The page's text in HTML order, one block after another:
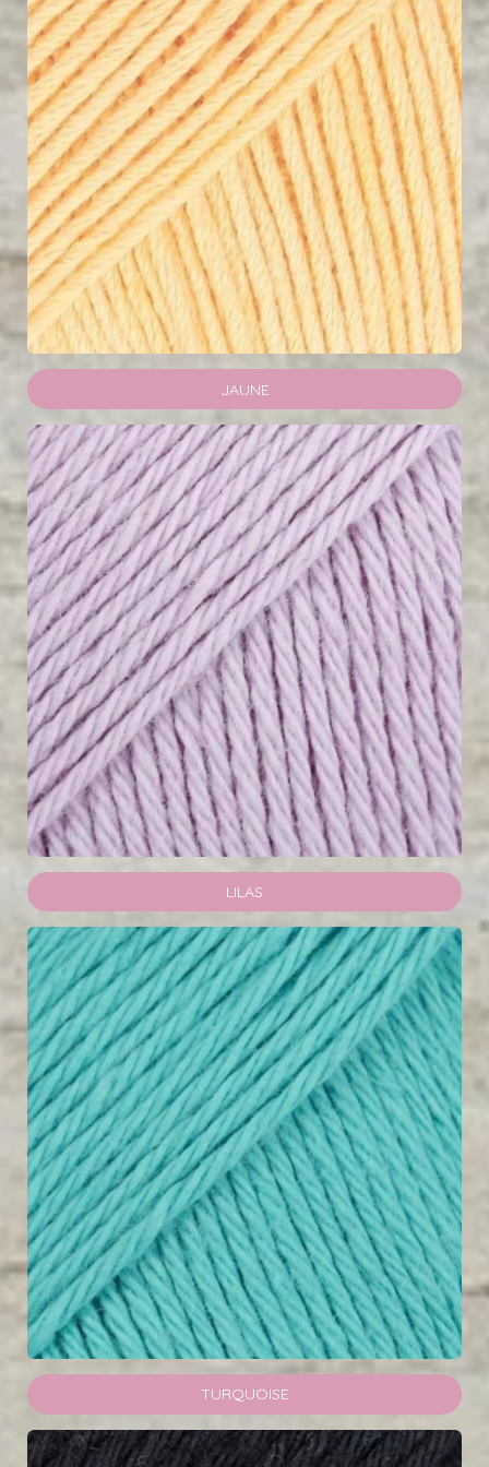
JAUNE
LILAS
TURQUOISE